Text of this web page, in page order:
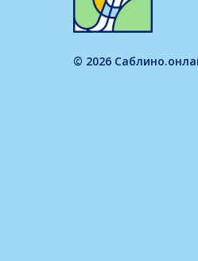
© 2026